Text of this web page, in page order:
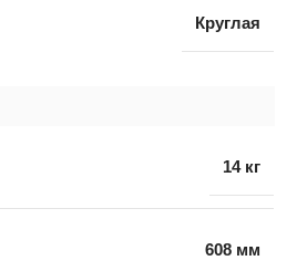
Круглая
14 кг
608 мм